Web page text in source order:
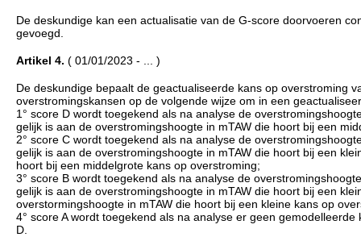
De deskundige kan een actualisatie van de G-score doorvoeren
gevoegd.
Artikel 4. ( 01/01/2023 - ... )
De deskundige bepaalt de geactualiseerde kans op overstroming
overstromingskansen op de volgende wijze om in een
1° score D wordt toegekend als na analyse de
gelijk is aan de overstromingshoogte in mTAW die hoort bij een
2° score C wordt toegekend als na analyse de
gelijk is aan de overstromingshoogte in mTAW die hoort bij een
hoort bij een middelgrote kans op overstroming;
3° score B wordt toegekend als na analyse de
gelijk is aan de overstromingshoogte in mTAW die hoort bij een
overstormingshoogte in mTAW die hoort bij een kleine kans op
4° score A wordt toegekend als na analyse er geen
D.